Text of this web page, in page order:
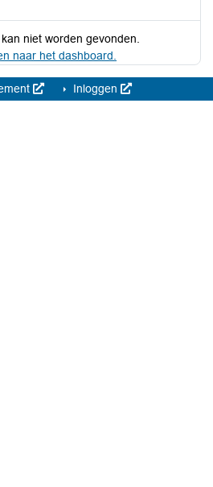
niet worden gevonden.
naar het dashboard.
Inloggen